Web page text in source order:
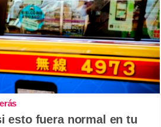
esto fuera normal en tu